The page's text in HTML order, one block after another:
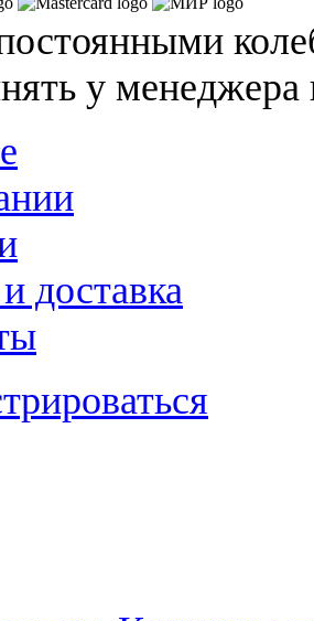
у
доставка
С 2003 ГОДА